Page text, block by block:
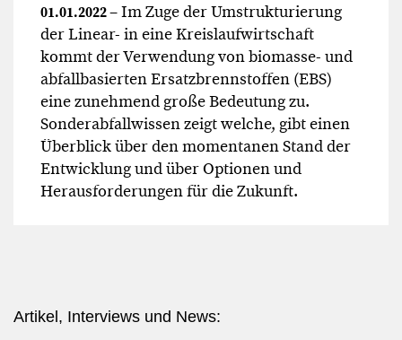
01.01.2022– Im Zuge der Umstrukturierung
der Linear- in eine Kreislaufwirtschaft
kommt der Verwendung von biomasse- und
abfallbasierten Ersatzbrennstoffen (EBS)
eine zunehmend große Bedeutung zu.
Sonderabfallwissen zeigt welche, gibt einen
Überblick über den momentanen Stand der
Entwicklung und über Optionen und
Herausforderungen für die Zukunft.
Artikel, Interviews und News: